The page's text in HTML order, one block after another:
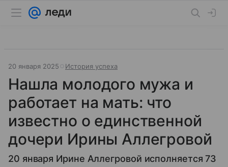
20 января 2025 История успеха
Нашла молодого мужа и
работает на мать: что
известно о единственной
дочери Ирины Аллегровой
20 января Ирине Аллегровой исполняется 73